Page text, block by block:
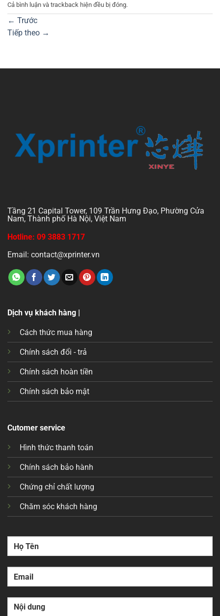
Cả bình luận và trackback hiện đều bị đóng.
← Trước
Tiếp theo →
Tầng 21 Capital Tower, 109 Trần Hưng Đạo, Phường Cửa
Nam, Thành phố Hà Nội, Việt Nam
Hotline: 09 3883 1717
Email: contact@xprinter.vn
Dịch vụ khách hàng |
Cách thức mua hàng
Chính sách đổi - trả
Chính sách hoàn tiền
Chính sách bảo mật
Cutomer service
Hình thức thanh toán
Chính sách bảo hành
Chứng chỉ chất lượng
Chăm sóc khách hàng